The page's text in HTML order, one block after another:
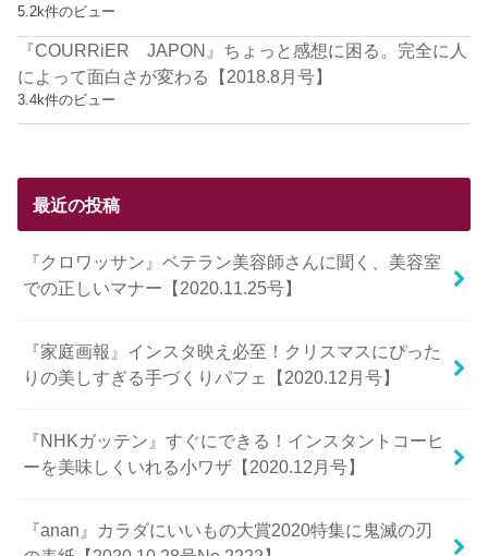
5.2k件のビュー
『COURRiER JAPON』ちょっと感想に困る。完全に人
によって面白さが変わる【2018.8月号】
3.4k件のビュー
最近の投稿
『クロワッサン』ベテラン美容師さんに聞く、美容室
での正しいマナー【2020.11.25号】
『家庭画報』インスタ映え必至！クリスマスにぴった
りの美しすぎる手づくりパフェ【2020.12月号】
『NHKガッテン』すぐにできる！インスタントコーヒ
ーを美味しくいれる小ワザ【2020.12月号】
『anan』カラダにいいもの大賞2020特集に鬼滅の刃